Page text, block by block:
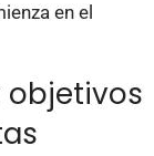
en el
objetivos